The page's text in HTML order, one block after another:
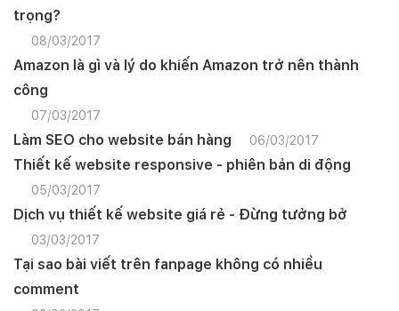
trọng?
08/03/2017
Amazon là gì và lý do khiến Amazon trở nên thành
công
07/03/2017
Làm SEO cho website bán hàng 06/03/2017
Thiết kế website responsive - phiên bản di động
05/03/2017
Dịch vụ thiết kế website giá rẻ - Đừng tưởng bở
03/03/2017
Tại sao bài viết trên fanpage không có nhiều
comment